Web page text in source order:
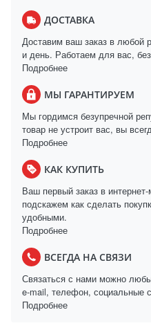
ДОСТАВКА
Доставим ваш заказ в любой
и день. Работаем для вас,
Подробнее
МЫ ГАРАНТИРУЕМ
Мы гордимся безупречной
товар не устроит вас, вы
Подробнее
КАК КУПИТЬ
Ваш первый заказ в
подскажем как сделать
удобными.
Подробнее
ВСЕГДА НА СВЯЗИ
Связаться с нами можно
e-mail, телефон, социальные
Подробнее